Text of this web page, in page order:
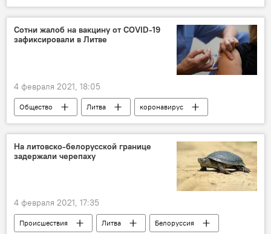
воздух
экология
Сотни жалоб на вакцину от COVID-19
зафиксировали в Литве
4 февраля 2021, 18:05
Общество Литва
коронавирус
вакцина
На литовско-белорусской границе
задержали черепаху
4 февраля 2021, 17:35
Происшествия Литва Белоруссия